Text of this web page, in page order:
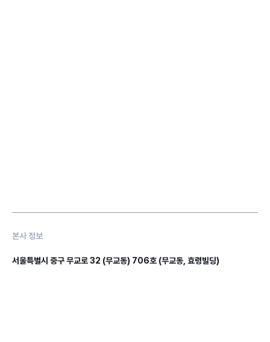
본사 정보
서울특별시 중구 무교로 32 (무교동) 706호 (무교동, 효령빌딩)